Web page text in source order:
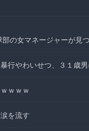
部の女マネージャーが見
行やわいせつ、３１歳
ｗｗｗ
を流す